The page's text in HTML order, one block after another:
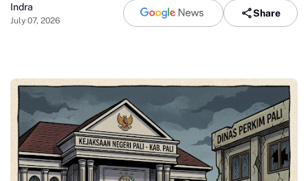
Indra
July 07, 2026
Share